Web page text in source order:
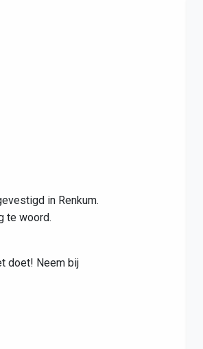
in Renkum.
te woord.
doet! Neem bij